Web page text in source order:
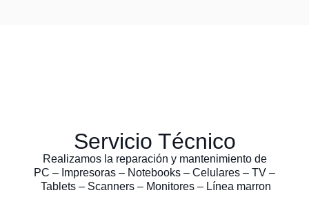
Servicio Técnico
Realizamos la reparación y mantenimiento de
PC – Impresoras – Notebooks – Celulares – TV –
Tablets – Scanners – Monitores – Línea marron